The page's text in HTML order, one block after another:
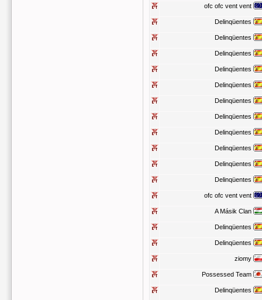
ofc ofc vent vent
Delinqüentes
Delinqüentes
Delinqüentes
Delinqüentes
Delinqüentes
Delinqüentes
Delinqüentes
Delinqüentes
Delinqüentes
Delinqüentes
Delinqüentes
ofc ofc vent vent
A Másik Clan
Delinqüentes
Delinqüentes
ziomy
Possessed Team
Delinqüentes